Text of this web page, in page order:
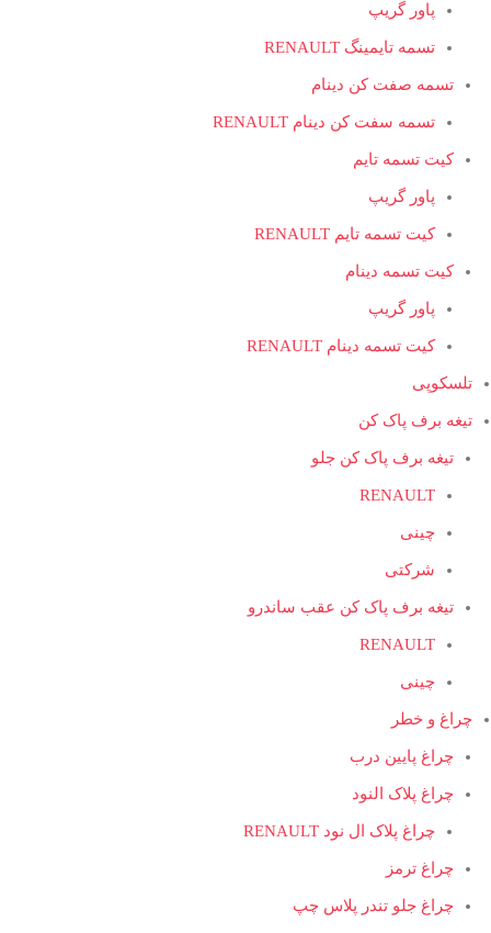
پاور گریپ
تسمه تایمینگ RENAULT
تسمه صفت کن دینام
تسمه سفت کن دینام RENAULT
کیت تسمه تایم
پاور گریپ
کیت تسمه تایم RENAULT
کیت تسمه دینام
پاور گریپ
کیت تسمه دینام RENAULT
تلسکوپی
تیغه برف پاک کن
تیغه برف پاک کن جلو
RENAULT
چینی
شرکتی
تیغه برف پاک کن عقب ساندرو
RENAULT
چینی
چراغ و خطر
چراغ پایین درب
چراغ پلاک النود
چراغ پلاک ال نود RENAULT
چراغ ترمز
چراغ جلو تندر پلاس چپ